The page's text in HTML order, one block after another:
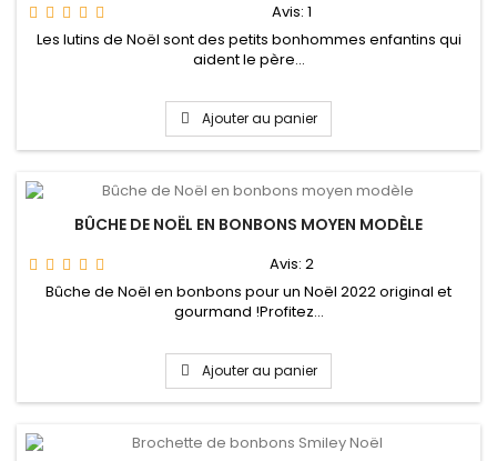
Avis: 1
Les lutins de Noël sont des petits bonhommes enfantins qui
aident le père...
Ajouter au panier
BÛCHE DE NOËL EN BONBONS MOYEN MODÈLE
Avis: 2
Bûche de Noël en bonbons pour un Noël 2022 original et
gourmand !Profitez...
Ajouter au panier